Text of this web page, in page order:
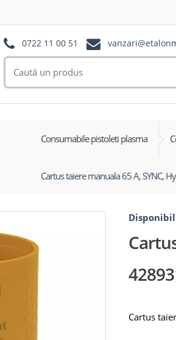
0722 11 00 51
Consumabile pistoleti plasma
Cartus taiere manuala 65 A, SYNC,
Cartus